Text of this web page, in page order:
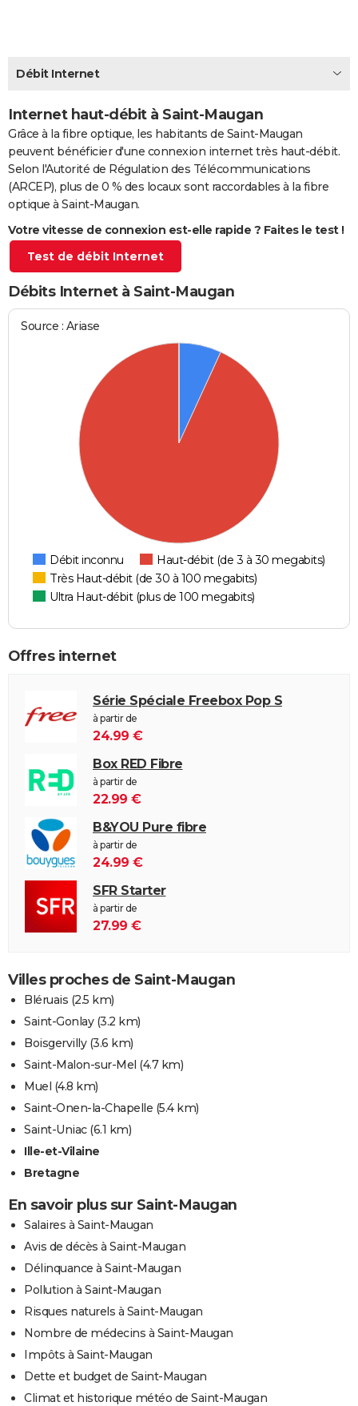
CARTE DE VOEUX
Carte de Noël
Carte Bonne année
Carte Saint-Valentin
Carte Pâques
Carte d'anniversaire
DICTIONNAIRE
PROGRAMME TV
COPAINS D'AVANT
S'inscrire
Se connecter
Lycées
Collèges
Primaires
Universités
Entreprises
Service militaire
Avis de recherche
Bricolage
Lifestyle
Culture
Sport
Auto
Television
Voyage
Cinema
Débit Internet
Internet haut-débit à Saint-Maugan
Grâce à la fibre optique, les habitants de Saint-Maugan
peuvent bénéficier d'une connexion internet très haut-débit.
Selon l'Autorité de Régulation des Télécommunications
(ARCEP), plus de 0 % des locaux sont raccordables à la fibre
optique à Saint-Maugan.
Votre vitesse de connexion est-elle rapide ? Faites le test !
Test de débit Internet
Débits Internet à Saint-Maugan
Source : Ariase
Débit inconnu
Haut-débit (de 3 à 30 megabits)
Très Haut-débit (de 30 à 100 megabits)
Ultra Haut-débit (plus de 100 megabits)
Offres internet
Série Spéciale Freebox Pop S
à partir de
24.99 €
Box RED Fibre
à partir de
22.99 €
B&YOU Pure fibre
à partir de
24.99 €
SFR Starter
à partir de
27.99 €
Villes proches de Saint-Maugan
Bléruais (2.5 km)
Saint-Gonlay(3.2 km)
Boisgervilly(3.6 km)
Saint-Malon-sur-Mel (4.7 km)
Muel (4.8 km)
Saint-Onen-la-Chapelle (5.4 km)
Saint-Uniac(6.1 km)
Ille-et-Vilaine
Bretagne
En savoir plus sur Saint-Maugan
Salaires à Saint-Maugan
Avis de décès à Saint-Maugan
Délinquance à Saint-Maugan
Pollution à Saint-Maugan
Risques naturels à Saint-Maugan
Nombre de médecins à Saint-Maugan
Impôts à Saint-Maugan
Dette et budget de Saint-Maugan
Climat et historique météo de Saint-Maugan